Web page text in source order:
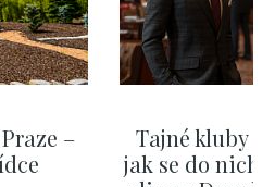
–
Tajné kluby
jak se do nich